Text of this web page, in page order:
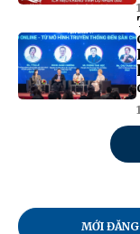
MỚI ĐĂNG